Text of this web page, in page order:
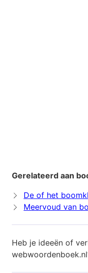
Gerelateerd aan
De of het
Meervoud van
Heb je ideeën of